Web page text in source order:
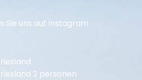
Sie uns auf Instagram
2 personen